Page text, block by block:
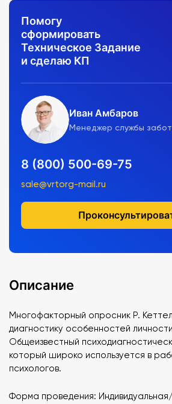
Помогу
сформировать
Техническое Задание
и сделаю КП
Иван Амбаров
Менеджер службы
8 (800) 500-69-75
sale@vrtorg-mail.ru
Описание
Многофакторный опросник Р.
диагностику особенностей
Общеизвестный
который широко используется в
психологов.
Форма проведения: